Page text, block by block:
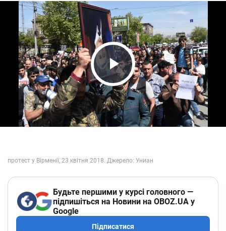
Play Video
Будьте першими у курсі головного —
підпишіться на Новини на OBOZ.UA у
Google
Підписатися